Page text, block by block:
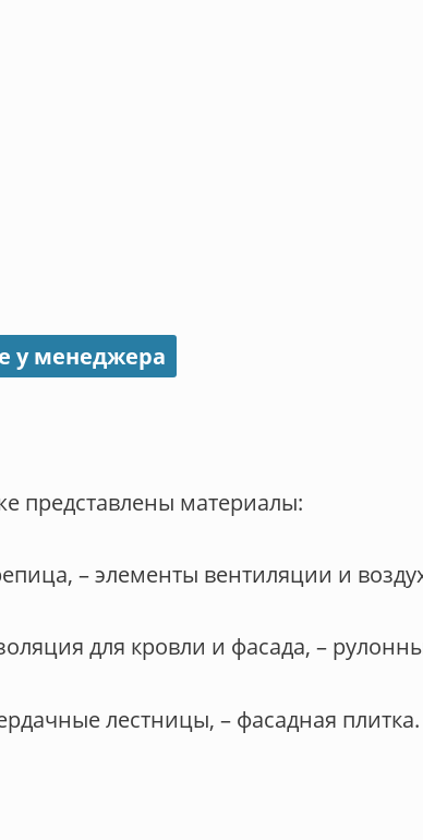
у менеджера
представлены материалы:
– элементы вентиляции и
для кровли и фасада, –
лестницы, – фасадная плитка.